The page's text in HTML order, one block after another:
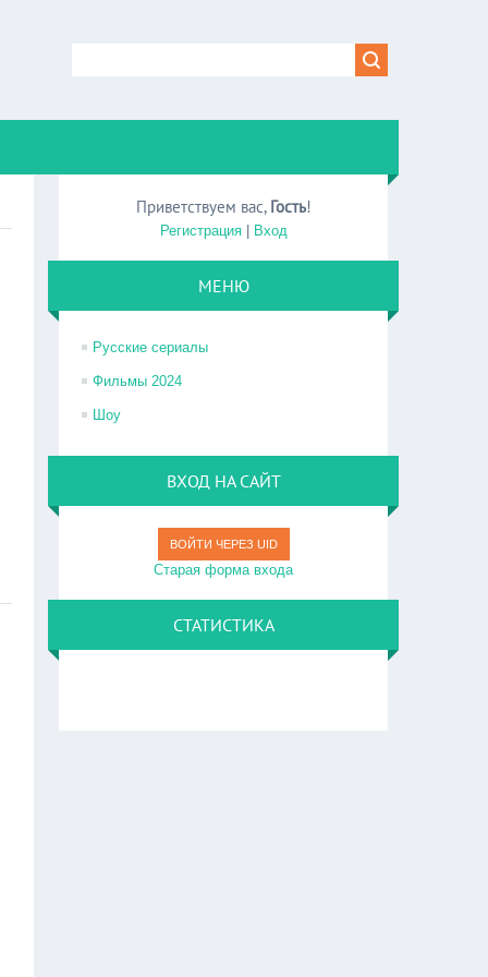
Приветствуем вас, Гость!
Регистрация| Вход
МЕНЮ
Русские сериалы
Фильмы 2024
Шоу
ВХОД НА САЙТ
ВОЙТИ ЧЕРЕЗ UID
Старая форма входа
СТАТИСТИКА